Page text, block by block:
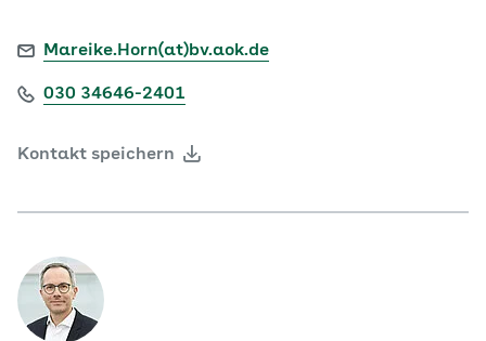
Mareike.Horn(at)bv.aok.de
030 34646-2401
Kontakt speichern